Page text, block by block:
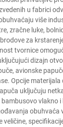
u fabrici
više
zračne luke,
za
tvornice
dizajn
avionske
Opcije
uključuju
vlakno
obuhvaća
veličine,